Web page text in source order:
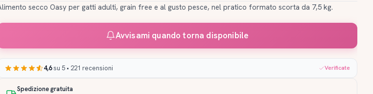
secco Oasy per gatti adulti, grain free e al gusto pesce, nel pratico formato scorta da 7,5 kg.
Avvisami quando torna disponibile
4,6su 5 • 221 recensioni Verificate
Spedizione gratuita